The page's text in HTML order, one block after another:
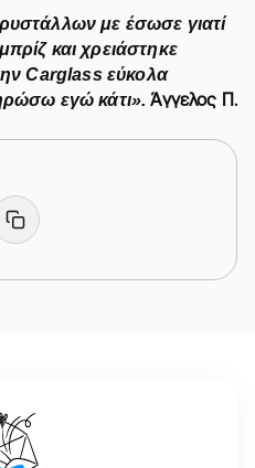
με έσωσε γιατί
και χρειάστηκε
Carglass εύκολα
εγώ κάτι». Άγγελος Π.
Copy link